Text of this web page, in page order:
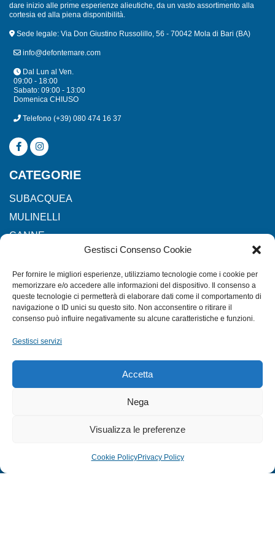
Gestisci Consenso Cookie
Per fornire le migliori esperienze, utilizziamo tecnologie come i cookie per
memorizzare e/o accedere alle informazioni del dispositivo. Il consenso a
queste tecnologie ci permetterà di elaborare dati come il comportamento di
navigazione o ID unici su questo sito. Non acconsentire o ritirare il
consenso può influire negativamente su alcune caratteristiche e funzioni.
Gestisci servizi
Accetta
Nega
Visualizza le preferenze
Cookie PolicyPrivacy Policy
dare inizio alle prime esperienze alieutiche, da un vasto assortimento alla
cortesia ed alla piena disponibilità.
Sede legale: Via Don Giustino Russolillo, 56 - 70042 Mola di Bari (BA)
info@defontemare.com
Dal Lun al Ven.
09:00 - 18:00
Sabato: 09:00 - 13:00
Domenica CHIUSO
Telefono (+39) 080 474 16 37
CATEGORIE
SUBACQUEA
MULINELLI
CANNE
ACCESSORI NAUTICI
ACCESSORI PESCA
EXTRA
PRIVACY POLICY